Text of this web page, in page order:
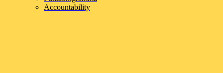
Accountability